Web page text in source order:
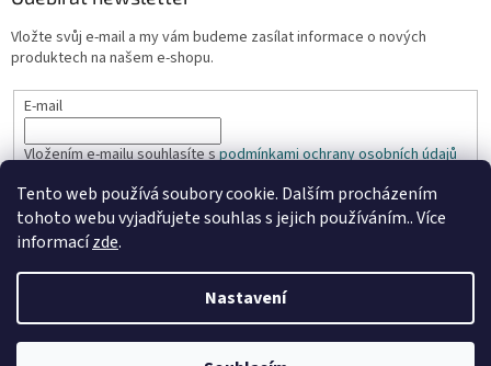
Tento web používá soubory cookie. Dalším procházením
tohoto webu vyjadřujete souhlas s jejich používáním.. Více
informacízde.
Nastavení
Vložte svůj e-mail a my vám budeme zasílat informace o nových
produktech na našem e-shopu.
E-mail
Vložením e-mailu souhlasíte spodmínkami ochrany osobních údajů
PŘIHLÁSIT SE
Vytvořil Shoptet